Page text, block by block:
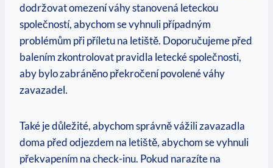
dodržovat omezení váhy stanovená leteckou
společností, abychom se vyhnuli případným
problémům při příletu na letiště. Doporučujeme před
balením zkontrolovat pravidla letecké společnosti,
aby bylo zabráněno překročení povolené váhy
zavazadel.
Také je důležité, abychom správně vážili zavazadla
doma před odjezdem na letiště, abychom se vyhnuli
překvapením na check-inu. Pokud narazíte na